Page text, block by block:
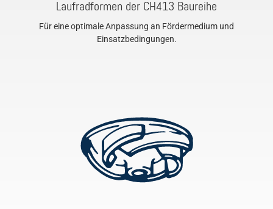
Laufradformen der CH413 Baureihe
Für eine optimale Anpassung an Fördermedium und
Einsatzbedingungen.